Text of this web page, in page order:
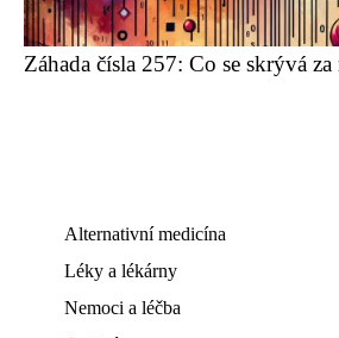
Záhada čísla 257: Co se skrývá
Alternativní medicína
Léky a lékárny
Nemoci a léčba